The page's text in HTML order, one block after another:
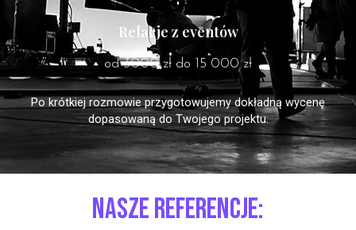
Relacje z eventów
od 3000 zł do 15 000 zł
Po krótkiej rozmowie przygotowujemy dokładną wycenę
dopasowaną do Twojego projektu.
Nasze referencje: